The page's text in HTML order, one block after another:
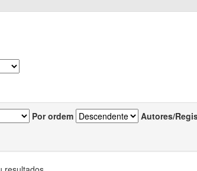
Por ordem Autores/